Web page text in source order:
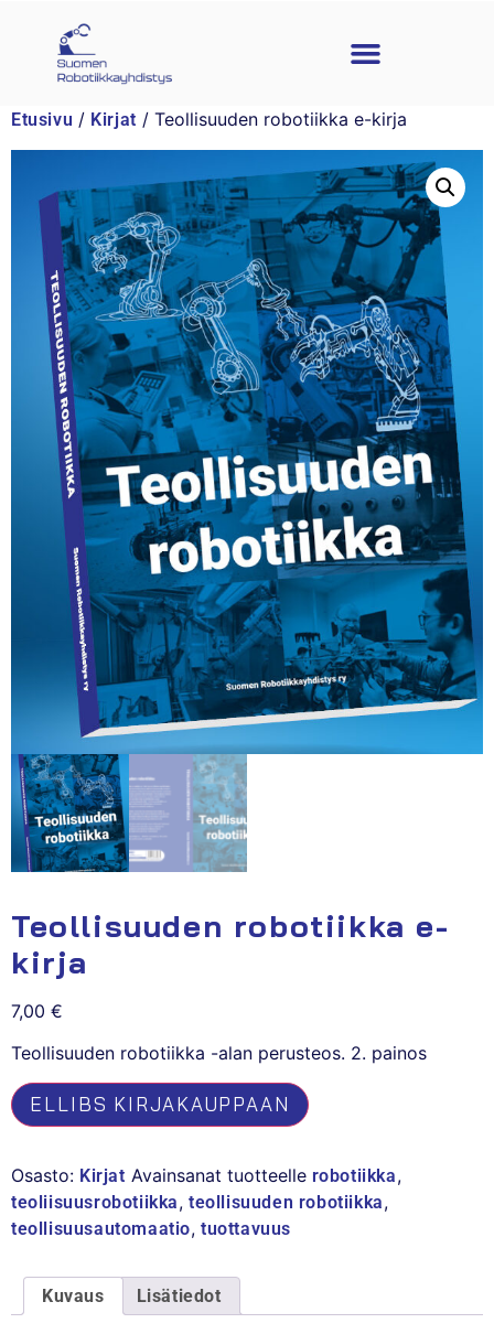
Etusivu / Kirjat / Teollisuuden robotiikka e-kirja
Teollisuuden robotiikka e-
kirja
7,00 €
Teollisuuden robotiikka -alan perusteos. 2. painos
ELLIBS KIRJAKAUPPAAN
Osasto: Kirjat Avainsanat tuotteelle robotiikka,
teoliisuusrobotiikka, teollisuuden robotiikka,
teollisuusautomaatio, tuottavuus
Kuvaus Lisätiedot